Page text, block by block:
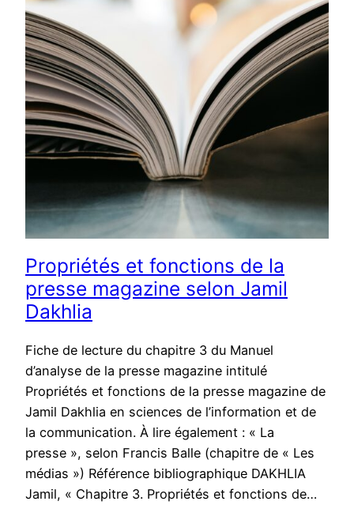
Propriétés et fonctions de la
presse magazine selon Jamil
Dakhlia
Fiche de lecture du chapitre 3 du Manuel
d’analyse de la presse magazine intitulé
Propriétés et fonctions de la presse magazine de
Jamil Dakhlia en sciences de l’information et de
la communication. À lire également : « La
presse », selon Francis Balle (chapitre de « Les
médias ») Référence bibliographique DAKHLIA
Jamil, « Chapitre 3. Propriétés et fonctions de…